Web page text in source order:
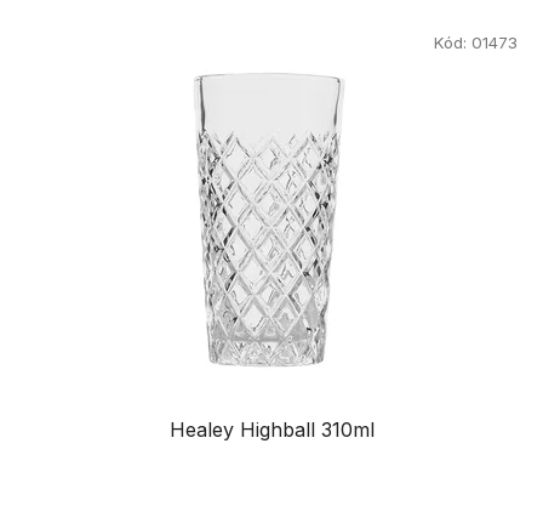
Healey Highball 310ml
Kód: 01473